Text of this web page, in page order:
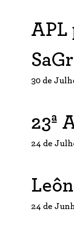
APL
30 de
23ª
24 de
24 de